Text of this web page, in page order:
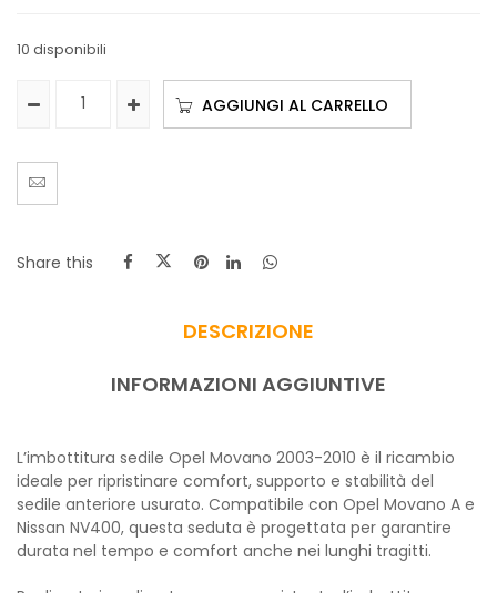
10 disponibili
AGGIUNGI AL CARRELLO
Share this
DESCRIZIONE
INFORMAZIONI AGGIUNTIVE
L’imbottitura sedile Opel Movano 2003-2010 è il ricambio
ideale per ripristinare comfort, supporto e stabilità del
sedile anteriore usurato. Compatibile con Opel Movano A e
Nissan NV400, questa seduta è progettata per garantire
durata nel tempo e comfort anche nei lunghi tragitti.